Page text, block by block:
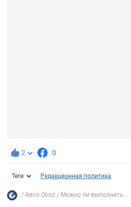
2 0
Теги Редакционная политика
Авто Oboz Можно ли выполнить...